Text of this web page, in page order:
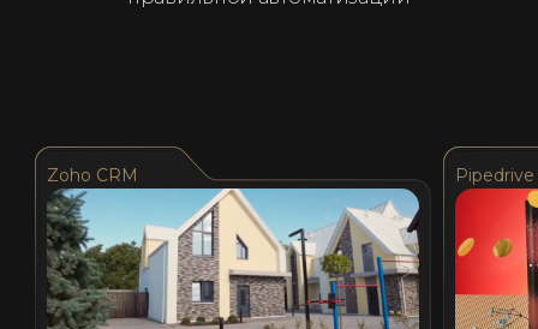
Pipedrive
Zoho CRM